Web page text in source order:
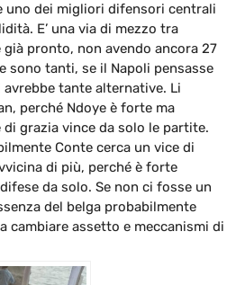
uno dei migliori difensori centrali
E’ una via di mezzo tra
pronto, non avendo ancora 27
sono tanti, se il Napoli pensasse
tante alternative. Li
perché Ndoye è forte ma
di grazia vince da solo le partite.
Conte cerca un vice di
di più, perché è forte
da solo. Se non ci fosse un
del belga probabilmente
cambiare assetto e meccanismi di